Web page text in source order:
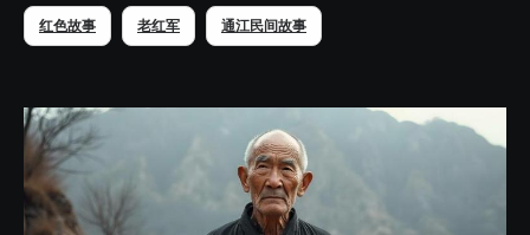
红色故事 老红军 通江民间故事